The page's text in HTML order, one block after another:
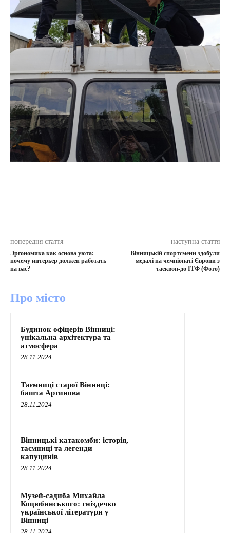
попередня стаття
Эргономика как основа уюта:
почему интерьер должен работать
на вас?
наступна стаття
Вінницькій спортсмени здобули
медалі на чемпіонаті Європи з
таеквон-до ІТФ (Фото)
Про місто
Будинок офіцерів Вінниці:
унікальна архітектура та
атмосфера
28.11.2024
Таємниці старої Вінниці:
башта Артинова
28.11.2024
Вінницькі катакомби: історія,
таємниці та легенди
капуцинів
28.11.2024
Музей-садиба Михайла
Коцюбинського: гніздечко
української літератури у
Вінниці